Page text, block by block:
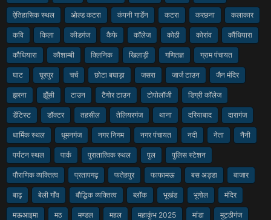
ऐतिहासिक स्थल ओल्ड कटरा कंपनी गार्डेन कटरा करछना कलाकार
कवि किला कीडगंज कैफे कॉलेज कोठी कोरांव कौंधियारा
कौधियारा कौशाम्बी क्लिनिक खिलाड़ी गणितज्ञ ग्राम पंचायत
घाट घूरपुर चर्च छोटा बघाड़ा जसरा जार्ज टाउन जैन मंदिर
झरना झूँसी टाउन टैगोर टाउन टोपोलॉजी डिग्री कॉलेज
डेंटिस्ट डॉक्टर तहसील तेलियरगंज थाना दरियाबाद दारागंज
धार्मिक स्थल धूमनगंज नगर निगम नगर पंचायत नदी नेता नैनी
पर्यटन स्थल पार्क पुरातात्विक स्थल पुल पुलिस स्टेशन
पौराणिक व्यक्तित्व प्रतापगढ़ फतेहपुर फाफामऊ बस अड्डा बाजार
बाढ़ बेली गाँव बौद्धिक व्यक्तित्व ब्लॉक भूखंड भूगोल मंदिर
मऊआइमा मठ मण्डल महल महाकुंभ 2025 मांडा मुट्ठीगंज